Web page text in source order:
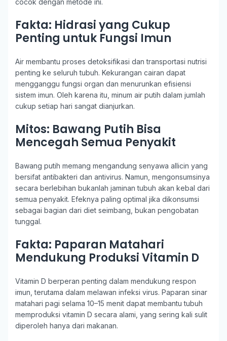
Fakta: Hidrasi yang Cukup
Penting untuk Fungsi Imun
Air membantu proses detoksifikasi dan transportasi nutrisi
penting ke seluruh tubuh. Kekurangan cairan dapat
mengganggu fungsi organ dan menurunkan efisiensi
sistem imun. Oleh karena itu, minum air putih dalam jumlah
cukup setiap hari sangat dianjurkan.
Mitos: Bawang Putih Bisa
Mencegah Semua Penyakit
Bawang putih memang mengandung senyawa allicin yang
bersifat antibakteri dan antivirus. Namun, mengonsumsinya
secara berlebihan bukanlah jaminan tubuh akan kebal dari
semua penyakit. Efeknya paling optimal jika dikonsumsi
sebagai bagian dari diet seimbang, bukan pengobatan
tunggal.
Fakta: Paparan Matahari
Mendukung Produksi Vitamin D
Vitamin D berperan penting dalam mendukung respon
imun, terutama dalam melawan infeksi virus. Paparan sinar
matahari pagi selama 10–15 menit dapat membantu tubuh
memproduksi vitamin D secara alami, yang sering kali sulit
diperoleh hanya dari makanan.